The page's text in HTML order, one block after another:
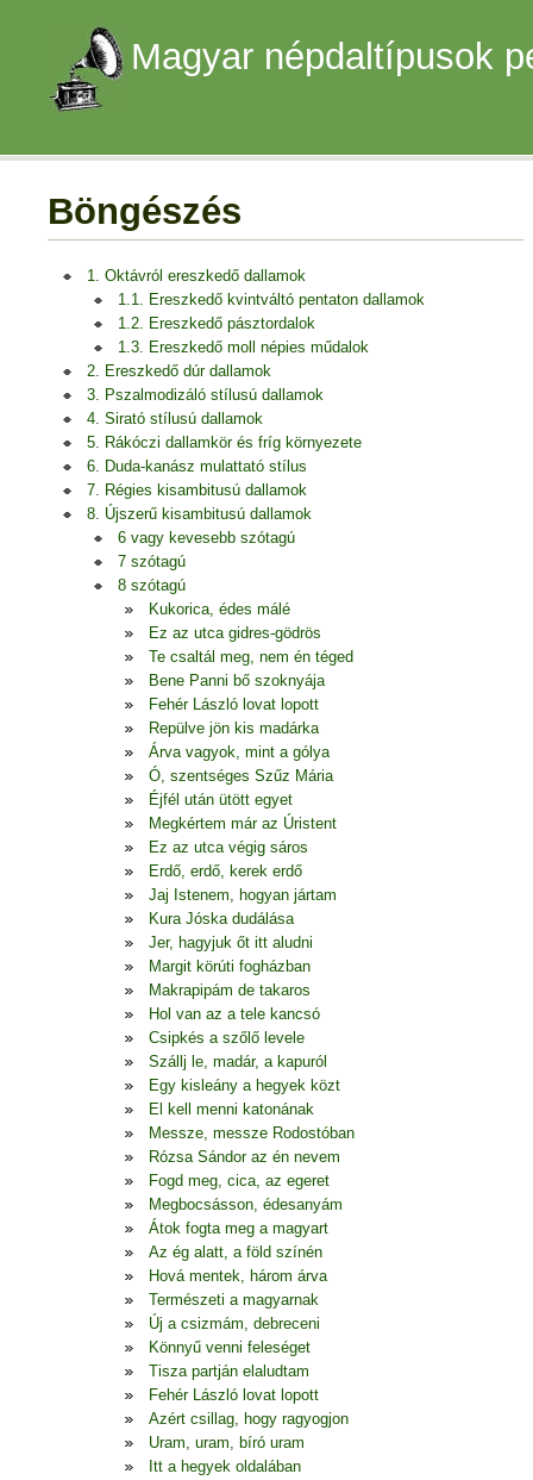
Magyar népdaltípusok
Böngészés
1. Oktávról ereszkedő dallamok
1.1. Ereszkedő kvintváltó pentaton dallamok
1.2. Ereszkedő pásztordalok
1.3. Ereszkedő moll népies műdalok
2. Ereszkedő dúr dallamok
3. Pszalmodizáló stílusú dallamok
4. Sirató stílusú dallamok
5. Rákóczi dallamkör és fríg környezete
6. Duda-kanász mulattató stílus
7. Régies kisambitusú dallamok
8. Újszerű kisambitusú dallamok
6 vagy kevesebb szótagú
7 szótagú
8 szótagú
Kukorica, édes málé
Ez az utca gidres-gödrös
Te csaltál meg, nem én téged
Bene Panni bő szoknyája
Fehér László lovat lopott
Repülve jön kis madárka
Árva vagyok, mint a gólya
Ó, szentséges Szűz Mária
Éjfél után ütött egyet
Megkértem már az Úristent
Ez az utca végig sáros
Erdő, erdő, kerek erdő
Jaj Istenem, hogyan jártam
Kura Jóska dudálása
Jer, hagyjuk őt itt aludni
Margit körúti fogházban
Makrapipám de takaros
Hol van az a tele kancsó
Csipkés a szőlő levele
Szállj le, madár, a kapuról
Egy kisleány a hegyek közt
El kell menni katonának
Messze, messze Rodostóban
Rózsa Sándor az én nevem
Fogd meg, cica, az egeret
Megbocsásson, édesanyám
Átok fogta meg a magyart
Az ég alatt, a föld színén
Hová mentek, három árva
Természeti a magyarnak
Új a csizmám, debreceni
Könnyű venni feleséget
Tisza partján elaludtam
Fehér László lovat lopott
Azért csillag, hogy ragyogjon
Uram, uram, bíró uram
Itt a hegyek oldalában